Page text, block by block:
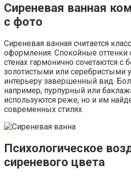
Сиреневая ванная
с фото
Сиреневая ванная считается
оформления. Спокойные оттенки
стенах гармонично сочетаются с
золотистыми или серебристыми
интерьеру завершенный вид.
например, пурпурный или
используются реже, но и им
современных стилях.
Психологическое
сиреневого цвета